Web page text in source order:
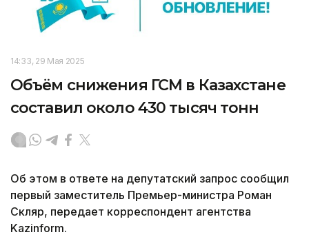
14:33, 29 Мая 2025
Объём снижения ГСМ в Казахстане
составил около 430 тысяч тонн
Об этом в ответе на депутатский запрос сообщил
первый заместитель Премьер-министра Роман
Скляр, передает корреспондент агентства
Kazinform.